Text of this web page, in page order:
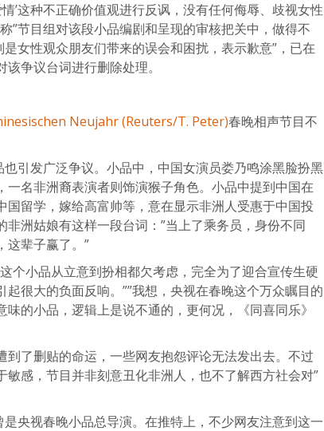
’这种不正确价值观进行反讽，没有任何侮辱、歧视女性
”节目组对该段小品编剧和呈现的审核把关中，做得不
女性观众朋友们带来的误会和困扰，表示歉意”，已在
争议台词进行删除处理。
春晚相声节目不
也引发广泛争议。小品中，中国女演员娄乃鸣涂黑脸扮黑
一名非洲裔表演者则饰演猴子角色。小品中提到中国在
国留学，嫁给高富帅等，意在显示非洲人受惠于中国投
非洲姑娘有这样一段台词：”当上了乘务员，身份不同
这辈子赢了。”
个小品从立意到扮相都欠考虑，完全为了迎合宣传生硬
很大的负面反响。””我想，央视在春晚这个万众瞩目的
的小品，逻辑上是说不通的，更何况，《同喜同乐》
到了删贴的命运，一些网友抱怨评论无法发出去。不过
感，节目并非刻意丑化非洲人，也不了解西方社会对”
是央视春晚小品总导演。在推特上，不少网友注意到这一